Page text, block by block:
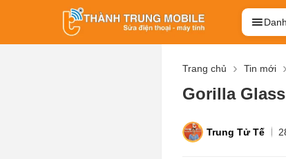
Trang chủ Tin mới
Gorilla
Trung Tử Tế